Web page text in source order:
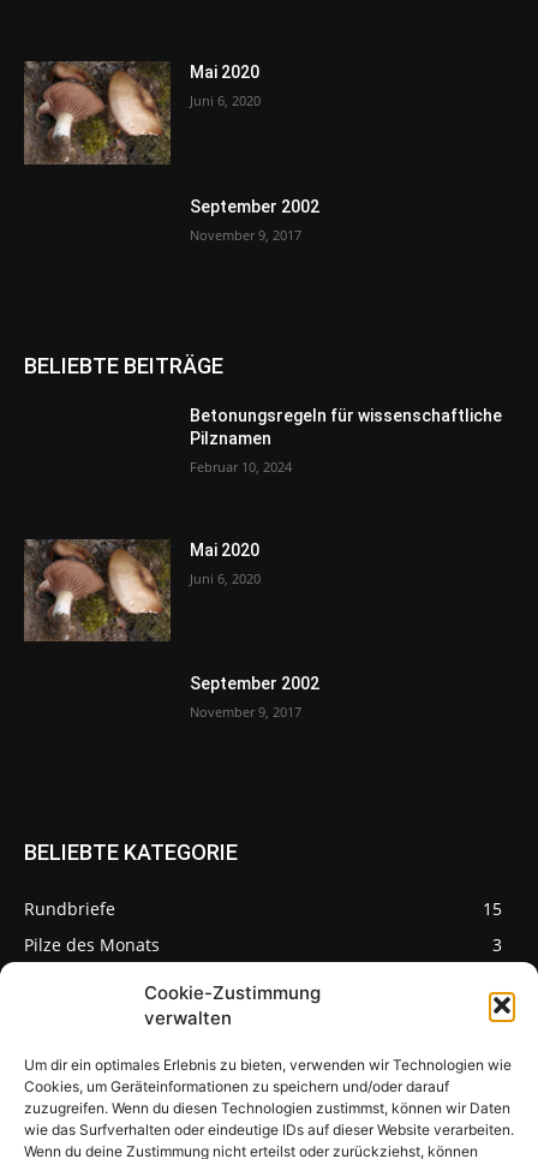
Cookie-Zustimmung
verwalten
Um dir ein optimales Erlebnis zu bieten, verwenden wir Technologien wie
Cookies, um Geräteinformationen zu speichern und/oder darauf
zuzugreifen. Wenn du diesen Technologien zustimmst, können wir Daten
wie das Surfverhalten oder eindeutige IDs auf dieser Website verarbeiten.
Wenn du deine Zustimmung nicht erteilst oder zurückziehst, können
Mai 2020
Juni 6, 2020
September 2002
November 9, 2017
BELIEBTE BEITRÄGE
Betonungsregeln für wissenschaftliche
Pilznamen
Februar 10, 2024
Mai 2020
Juni 6, 2020
September 2002
November 9, 2017
BELIEBTE KATEGORIE
Rundbriefe
15
Pilze des Monats
3
Pilzseite
Seltene Pilze aus
Mainfranken und